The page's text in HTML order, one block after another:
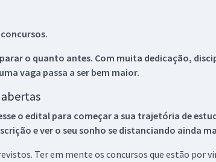
concursos.
o quanto antes. Com muita dedicação,
vaga passa a ser bem maior.
o edital para começar a sua trajetória de
e ver o seu sonho se distanciando ainda
Ter em mente os concursos que estão por